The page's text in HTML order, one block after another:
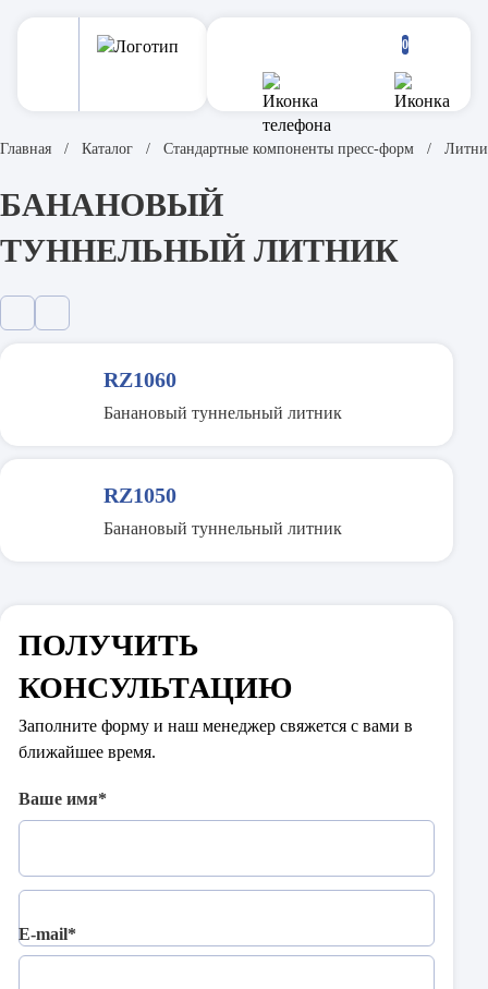
0
Главная Каталог Стандартные компоненты пресс-форм
БАНАНОВЫЙ
ТУННЕЛЬНЫЙ ЛИТНИК
RZ1060
Банановый туннельный литник
RZ1050
Банановый туннельный литник
ПОЛУЧИТЬ
КОНСУЛЬТАЦИЮ
Заполните форму и наш менеджер свяжется с вами в
ближайшее время.
Ваше имя*
E-mail*